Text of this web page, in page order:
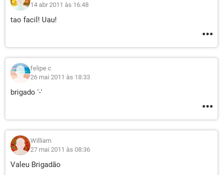
14 abr 2011 às 16:48
tao facil! Uau!
felipe c
26 mai 2011 às 18:33
brigado '-'
William
27 mai 2011 às 08:36
Valeu Brigadão